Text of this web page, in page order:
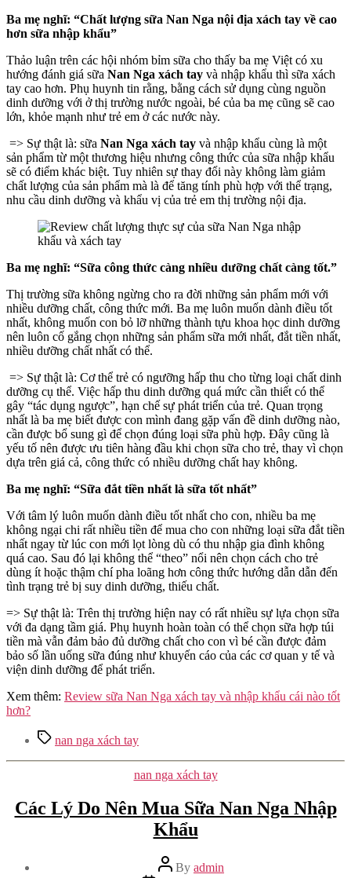
và
Ba mẹ nghĩ: “Chất lượng sữa Nan Nga nội địa xách tay về cao
hơn sữa nhập khẩu”
Thảo luận trên các hội nhóm bỉm sữa cho thấy ba mẹ Việt có xu
hướng đánh giá sữa Nan Nga xách tay và nhập khẩu thì sữa xách
tay cao hơn. Phụ huynh tin rằng, bằng cách sử dụng cùng nguồn
dinh dưỡng với ở thị trường nước ngoài, bé của ba mẹ cũng sẽ cao
lớn, khỏe mạnh như trẻ em ở các nước này.
=> Sự thật là: sữa Nan Nga xách tay và nhập khẩu cùng là một
sản phẩm từ một thương hiệu nhưng công thức của sữa nhập khẩu
sẽ có điểm khác biệt. Tuy nhiên sự thay đổi này không làm giảm
chất lượng của sản phẩm mà là để tăng tính phù hợp với thể trạng,
nhu cầu dinh dưỡng và khẩu vị của trẻ em thị trường nội địa.
Ba mẹ nghĩ: “Sữa công thức càng nhiều dưỡng chất càng tốt.”
Thị trường sữa không ngừng cho ra đời những sản phẩm mới với
nhiều dưỡng chất, công thức mới. Ba mẹ luôn muốn dành điều tốt
nhất, không muốn con bỏ lỡ những thành tựu khoa học dinh dưỡng
nên luôn cố gắng chọn những sản phẩm sữa mới nhất, đắt tiền nhất,
nhiều dưỡng chất nhất có thể.
=> Sự thật là: Cơ thể trẻ có ngưỡng hấp thu cho từng loại chất dinh
dưỡng cụ thể. Việc hấp thu dinh dưỡng quá mức cần thiết có thể
gây “tác dụng ngược”, hạn chế sự phát triển của trẻ. Quan trọng
nhất là ba mẹ biết được con mình đang gặp vấn đề dinh dưỡng nào,
cần được bổ sung gì để chọn đúng loại sữa phù hợp. Đây cũng là
yếu tố nên được ưu tiên hàng đầu khi chọn sữa cho trẻ, thay vì chọn
dựa trên giá cả, công thức có nhiều dưỡng chất hay không.
Ba mẹ nghĩ: “Sữa đắt tiền nhất là sữa tốt nhất”
Với tâm lý luôn muốn dành điều tốt nhất cho con, nhiều ba mẹ
không ngại chi rất nhiều tiền để mua cho con những loại sữa đắt tiền
nhất ngay từ lúc con mới lọt lòng dù có thu nhập gia đình không
quá cao. Sau đó lại không thể “theo” nổi nên chọn cách cho trẻ
dùng ít hoặc thậm chí pha loãng hơn công thức hướng dẫn dẫn đến
tình trạng trẻ bị suy dinh dưỡng, thiếu chất.
=> Sự thật là: Trên thị trường hiện nay có rất nhiều sự lựa chọn sữa
với đa dạng tầm giá. Phụ huynh hoàn toàn có thể chọn sữa hợp túi
tiền mà vẫn đảm bảo đủ dưỡng chất cho con vì bé cần được đảm
bảo số lần uống sữa đúng như khuyến cáo của các cơ quan y tế và
viện dinh dưỡng để phát triển.
Xem thêm: Review sữa Nan Nga xách tay và nhập khẩu cái nào tốt
hơn?
Tagsnan nga xách tay
Categories
nan nga xách tay
Các Lý Do Nên Mua Sữa Nan Nga Nhập
Khẩu
PostBy admin